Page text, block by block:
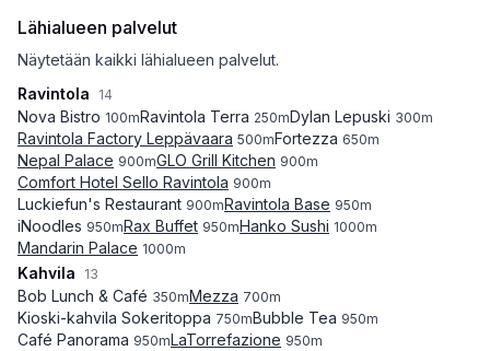
Lähialueen palvelut
Näytetään kaikki lähialueen palvelut.
Ravintola
14
Nova Bistro 100mRavintola Terra 250mDylan Lepuski 300m
Ravintola Factory Leppävaara 500mFortezza 650m
Nepal Palace 900mGLO Grill Kitchen 900m
Comfort Hotel Sello Ravintola 900m
Luckiefun's Restaurant 900mRavintola Base 950m
iNoodles 950mRax Buffet 950mHanko Sushi 1000m
Mandarin Palace 1000m
Kahvila 13
Bob Lunch & Café 350mMezza 700m
Kioski-kahvila Sokeritoppa 750mBubble Tea 950m
Café Panorama 950mLaTorrefazione 950m